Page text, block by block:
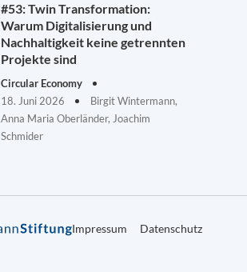
#53: Twin Transformation:
Warum Digitalisierung und
Nachhaltigkeit keine getrennten
Projekte sind
Circular Economy
18. Juni 2026
Birgit Wintermann,
Anna Maria Oberländer, Joachim
Schmider
Impressum Datenschutz